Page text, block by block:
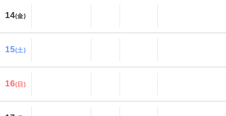
14(金)
15(土)
16(日)